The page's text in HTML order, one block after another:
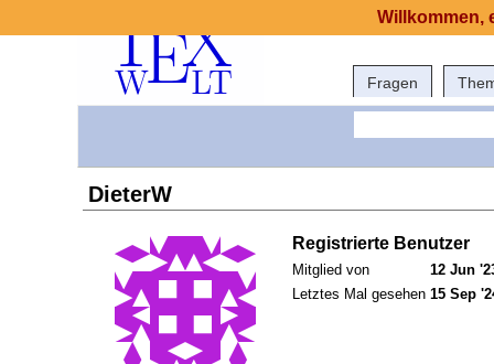
Fragen
DieterW
Registrierte Benutzer
Mitglied von
12 Jun
Letztes Mal gesehen 15 Sep
Willkommen,